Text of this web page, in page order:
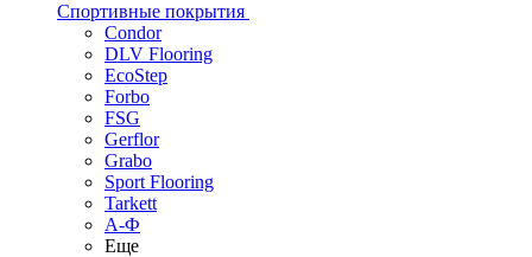
Спортивные покрытия
Condor
DLV Flooring
EcoStep
Forbo
FSG
Gerflor
Grabo
Sport Flooring
Tarkett
А-Ф
Еще